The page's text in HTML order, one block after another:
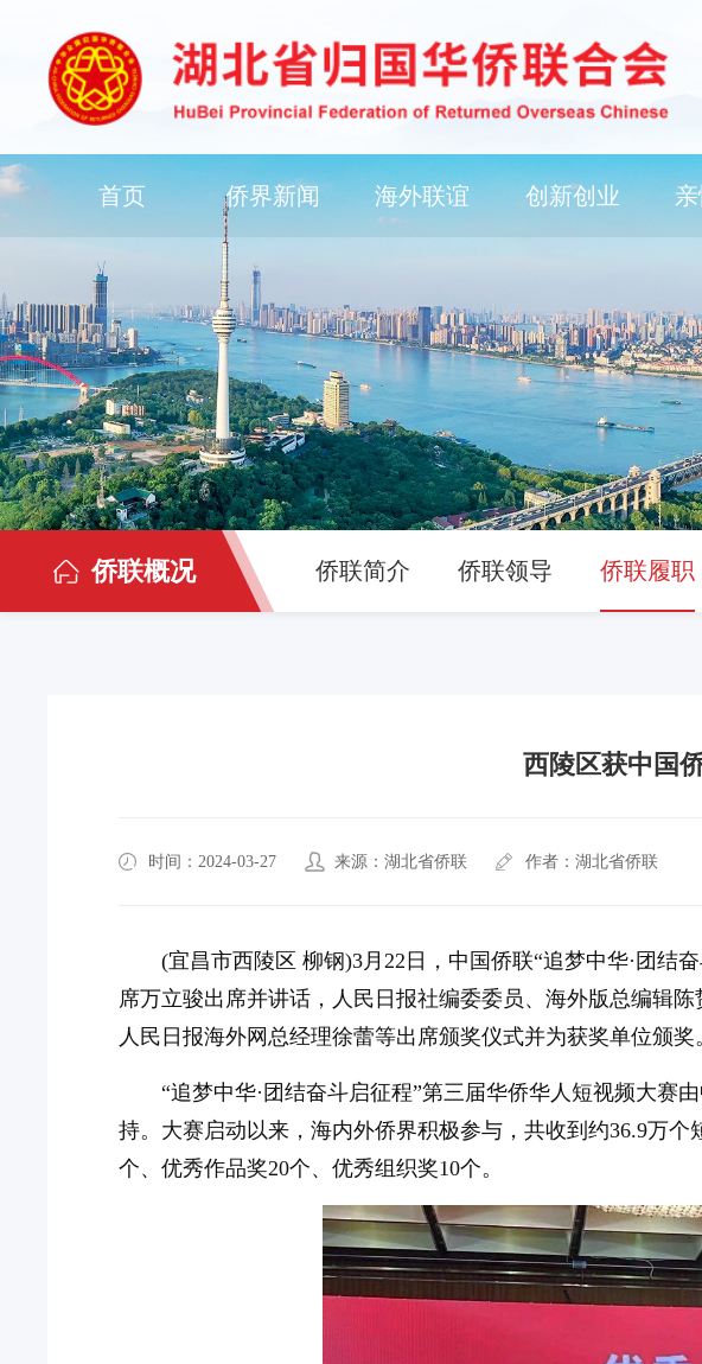
首页 侨界新闻 海外联谊 创新创业
侨联概况 侨联简介 侨联领导 侨联履职
西陵区获中国
时间：2024-03-27 来源：湖北省侨联 作者：湖北省侨联
(宜昌市西陵区 柳钢)3月22日，中国侨联“追梦中华·团结
席万立骏出席并讲话，人民日报社编委委员、海外版总编辑
人民日报海外网总经理徐蕾等出席颁奖仪式并为获奖单位颁奖
“追梦中华·团结奋斗启征程”第三届华侨华人短视频大赛
持。大赛启动以来，海内外侨界积极参与，共收到约36.9万
个、优秀作品奖20个、优秀组织奖10个。